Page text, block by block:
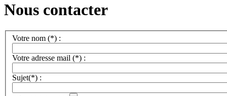
Nous contacter
Votre nom (*) :
Votre adresse mail (*) :
Sujet(*) :